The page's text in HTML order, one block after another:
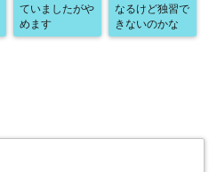
ていましたがや
めます
なるけど独習で
きないのかな